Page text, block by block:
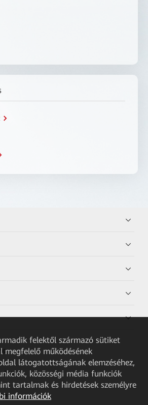
App
felektől származó sütiket
megfelelő működésének
látogatottságának elemzéséhez,
közösségi média funkciók
tartalmak és hirdetések személyre
információk